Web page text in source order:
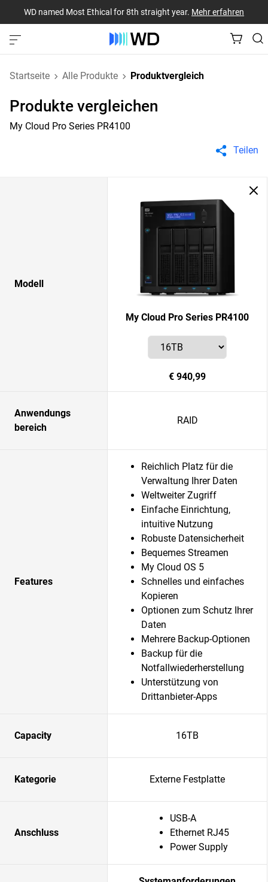
WD named Most Ethical for 8th straight year. Mehr erfahren
Startseite Alle Produkte Produktvergleich
Produkte vergleichen
My Cloud Pro Series PR4100
Teilen
Modell
My Cloud Pro Series PR4100
€ 940,99
Anwendungs
bereich
RAID
Features
Reichlich Platz für die
Verwaltung Ihrer Daten
Weltweiter Zugriff
Einfache Einrichtung,
intuitive Nutzung
Robuste Datensicherheit
Bequemes Streamen
My Cloud OS 5
Schnelles und einfaches
Kopieren
Optionen zum Schutz Ihrer
Daten
Mehrere Backup-Optionen
Backup für die
Notfallwiederherstellung
Unterstützung von
Drittanbieter-Apps
Capacity 16TB
Kategorie Externe Festplatte
Anschluss
USB-A
Ethernet RJ45
Power Supply